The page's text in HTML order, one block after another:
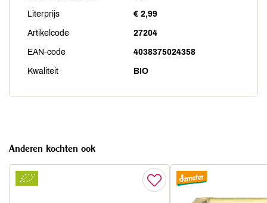
Literprijs € 2,99
Artikelcode 27204
EAN-code 4038375024358
Kwaliteit BIO
Anderen kochten ook